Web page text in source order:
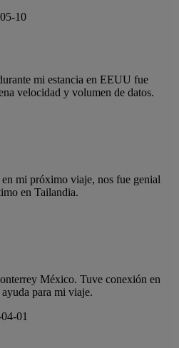
10
mi estancia en EEUU fue
velocidad y volumen de datos.
mi próximo viaje, nos fue genial
en Tailandia.
México. Tuve conexión en
para mi viaje.
01